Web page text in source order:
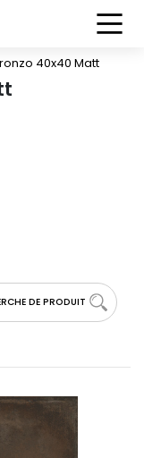
40x40 Matt
DE PRODUIT